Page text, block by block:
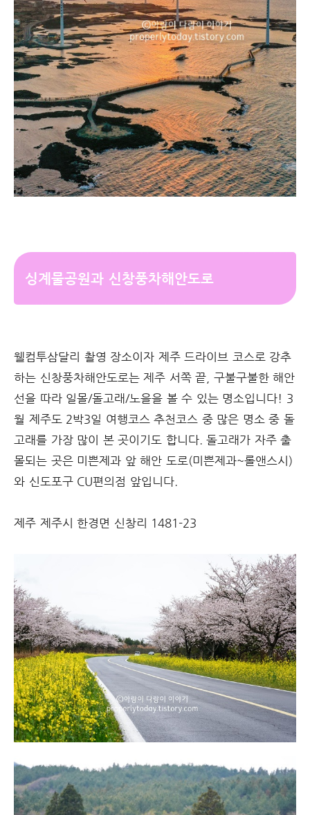
싱계물공원과 신창풍차해안도로
웰컴투삼달리 촬영 장소이자 제주 드라이브 코스로 강추
하는 신창풍차해안도로는 제주 서쪽 끝, 구불구불한 해안
선을 따라 일몰/돌고래/노을을 볼 수 있는 명소입니다! 3
월 제주도 2박3일 여행코스 추천코스 중 많은 명소 중 돌
고래를 가장 많이 본 곳이기도 합니다. 돌고래가 자주 출
몰되는 곳은 미쁜제과 앞 해안 도로(미쁜제과~롤앤스시)
와 신도포구 CU편의점 앞입니다.
제주 제주시 한경면 신창리 1481-23